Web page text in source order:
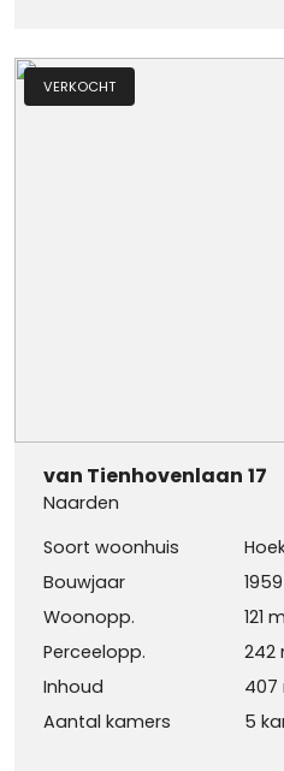
VERKOCHT
van Tienhovenlaan 17
Naarden
Soort woonhuis
Bouwjaar
1959
Woonopp.
121
Perceelopp.
242
Inhoud
407
Aantal kamers
5